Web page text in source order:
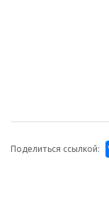
Поделиться ссылкой: